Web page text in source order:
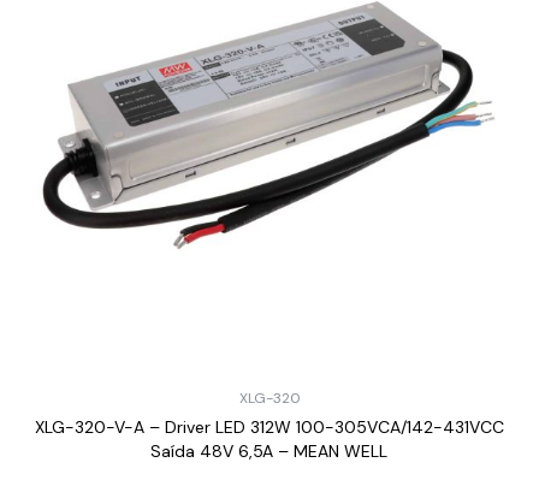
XLG-320
XLG-320-V-A – Driver LED 312W 100-305VCA/142-431VCC
Saída 48V 6,5A – MEAN WELL